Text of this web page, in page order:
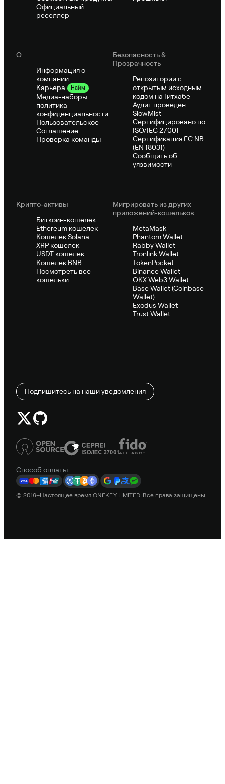
Официальный
реселлер
О
Информация о
компании
Карьера
Найм
Медиа-наборы
политика
конфиденциальности
Пользовательское
Соглашение
Проверка команды
Безопасность &
Прозрачность
Репозитории с
открытым исходным
кодом на Гитхабе
Аудит проведен
SlowMist
Сертифицировано по
ISO/IEC 27001
Сертификация ЕС NB
(EN 18031)
Сообщить об
уязвимости
Крипто-активы
Биткоин-кошелек
Ethereum кошелек
Кошелек Solana
XRP кошелек
USDT кошелек
Кошелек BNB
Посмотреть все
кошельки
Мигрировать из других
приложений-кошельков
MetaMask
Phantom Wallet
Rabby Wallet
Tronlink Wallet
TokenPocket
Binance Wallet
OKX Web3 Wallet
Base Wallet (Coinbase
Wallet)
Exodus Wallet
Trust Wallet
Подпишитесь на наши уведомления
Способ оплаты
© 2019–Настоящее время ONEKEY LIMITED. Все права защищены.